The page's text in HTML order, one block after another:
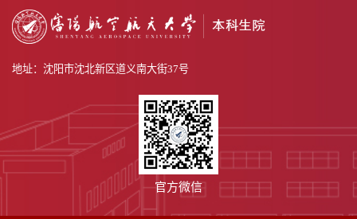
地址：沈阳市沈北新区道义南大街37号
官方微信